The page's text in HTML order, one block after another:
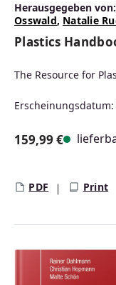
Herausgegeben von:
Osswald, Natalie
Plastics
The Resource for
Erscheinungsdatum:
159,99 €
PDF Print